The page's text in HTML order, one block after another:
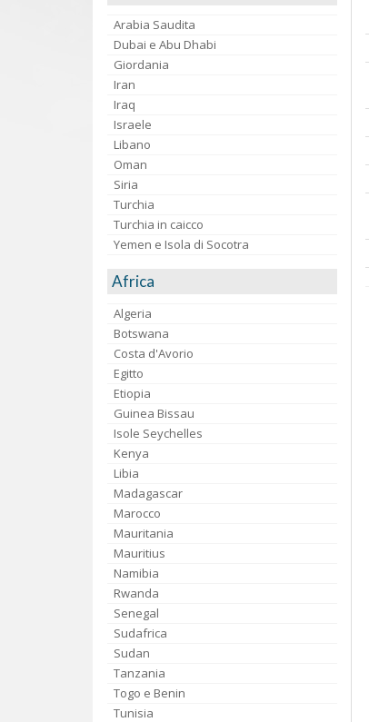
Arabia Saudita
Dubai e Abu Dhabi
Giordania
Iran
Iraq
Israele
Libano
Oman
Siria
Turchia
Turchia in caicco
Yemen e Isola di Socotra
Africa
Algeria
Botswana
Costa d'Avorio
Egitto
Etiopia
Guinea Bissau
Isole Seychelles
Kenya
Libia
Madagascar
Marocco
Mauritania
Mauritius
Namibia
Rwanda
Senegal
Sudafrica
Sudan
Tanzania
Togo e Benin
Tunisia